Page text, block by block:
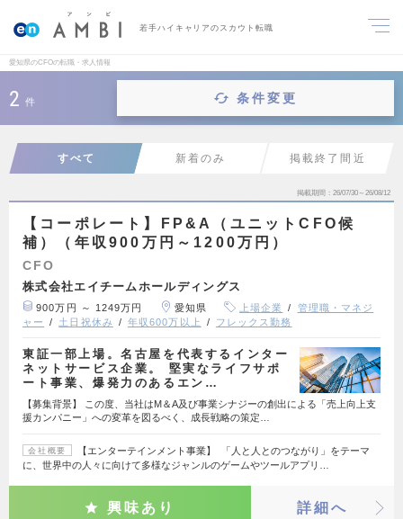
若手ハイキャリアのスカウト転職
愛知県のCFOの転職・求人情報
2 件 条件変更
すべて 新着のみ 掲載終了間近
掲載期間 26/07/30～26/08/12
【コーポレート】FP&A（ユニットCFO候
補）（年収900万円～1200万円）
CFO
株式会社エイチームホールディングス
900万円 ～ 1249万円 愛知県 上場企業
管理職・マネジ
ャー
土日祝休み 年収600万以上 フレックス勤務
東証一部上場。名古屋を代表するインター
ネットサービス企業。 堅実なライフサポ
ート事業、爆発力のあるエン…
【募集背景】 この度、当社はM＆A及び事業シナジーの創出による「売上向上支
援カンパニー」への変革を図るべく、成長戦略の策定…
会社概要
【エンターテインメント事業】 「人と人とのつながり」をテーマ
に、世界中の人々に向けて多様なジャンルのゲームやツールアプリ…
興味あり 詳細へ